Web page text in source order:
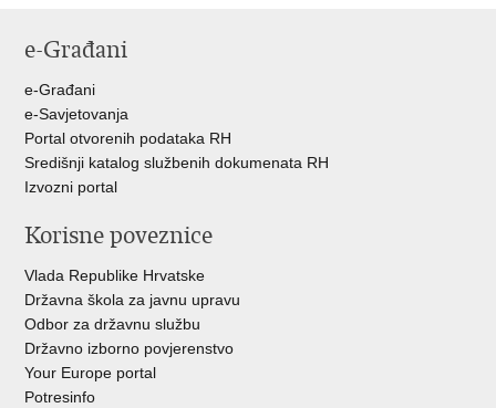
e-Građani
e-Građani
e-Savjetovanja
Portal otvorenih podataka RH
Središnji katalog službenih dokumenata RH
Izvozni portal
Korisne poveznice
Vlada Republike Hrvatske
Državna škola za javnu upravu
Odbor za državnu službu
Državno izborno povjerenstvo
Your Europe portal
Potresinfo